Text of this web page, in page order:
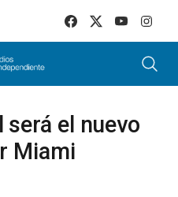
será el nuevo
Miami